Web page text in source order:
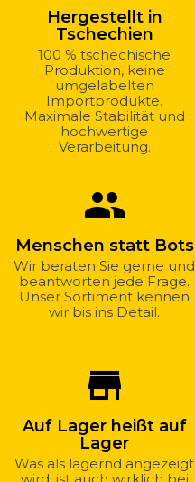
kaufen?
Hergestellt in
Tschechien
100 % tschechische
Produktion, keine
umgelabelten
Importprodukte.
Maximale Stabilität und
hochwertige
Verarbeitung.
group
Menschen statt Bots
Wir beraten Sie gerne und
beantworten jede Frage.
Unser Sortiment kennen
wir bis ins Detail.
store_mall_directory
Auf Lager heißt auf
Lager
Was als lagernd angezeigt